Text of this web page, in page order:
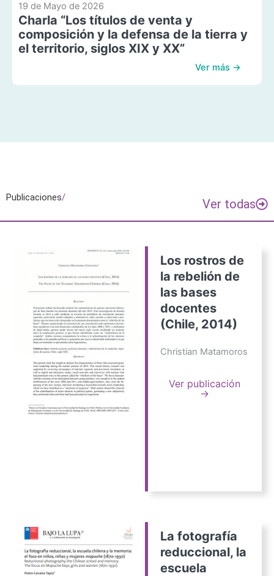
19 de Mayo de 2026
Charla “Los títulos de venta y
composición y la defensa de la tierra y
el territorio, siglos XIX y XX”
Ver más →
Publicaciones/ Ver todas
Los rostros de
la rebelión de
las bases
docentes
(Chile, 2014)
Christian Matamoros
Ver publicación
→
La fotografía
reduccional, la
escuela